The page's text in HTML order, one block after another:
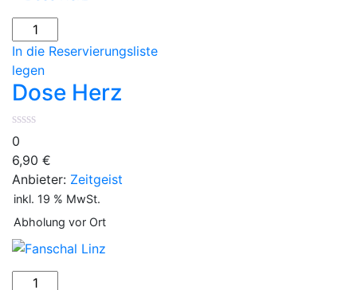
Dose
Herz
Menge
In die Reservierungsliste
legen
Dose Herz
0
6,90 €
Anbieter: Zeitgeist
inkl. 19 % MwSt.
Abholung vor Ort
Fanschal